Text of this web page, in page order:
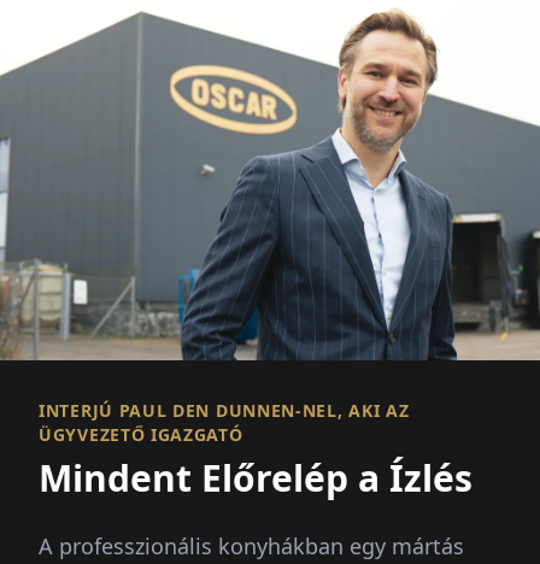
INTERJÚ PAUL DEN DUNNEN-NEL, AKI AZ
ÜGYVEZETŐ IGAZGATÓ
Mindent Előrelép a Ízlés
A professzionális konyhákban egy mártás